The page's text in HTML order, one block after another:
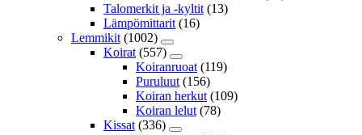
Talomerkit ja -kyltit (13)
Lämpömittarit (16)
Lemmikit (1002)
Koirat (557)
Koiranruoat (119)
Puruluut (156)
Koiran herkut (109)
Koiran lelut (78)
Kissat (336)